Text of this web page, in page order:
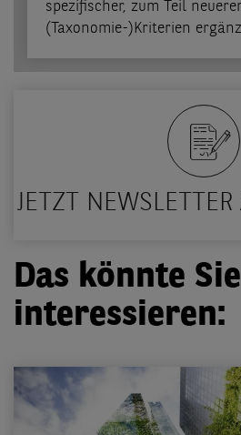
spezifischer, zum Teil
(Taxonomie-)Kriterien
JETZT
Das könnte
interessieren: